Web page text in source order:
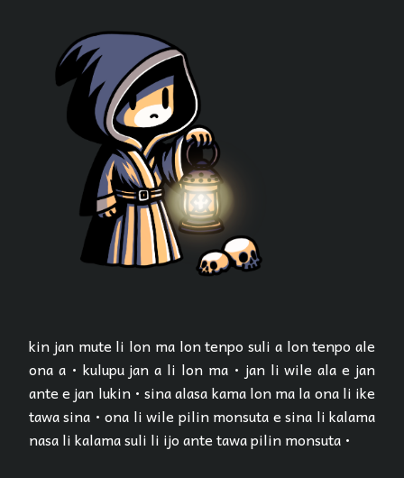
kin jan mute li lon ma lon tenpo suli a lon tenpo ale
ona a • kulupu jan a li lon ma • jan li wile ala e jan
ante e jan lukin • sina alasa kama lon ma la ona li ike
tawa sina • ona li wile pilin monsuta e sina li kalama
nasa li kalama suli li ijo ante tawa pilin monsuta •